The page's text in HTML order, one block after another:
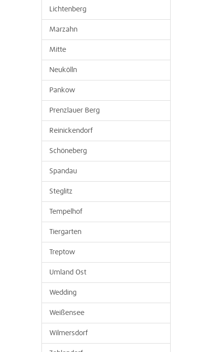
Lichtenberg
Marzahn
Mitte
Neukölln
Pankow
Prenzlauer Berg
Reinickendorf
Schöneberg
Spandau
Steglitz
Tempelhof
Tiergarten
Treptow
Umland Ost
Wedding
Weißensee
Wilmersdorf